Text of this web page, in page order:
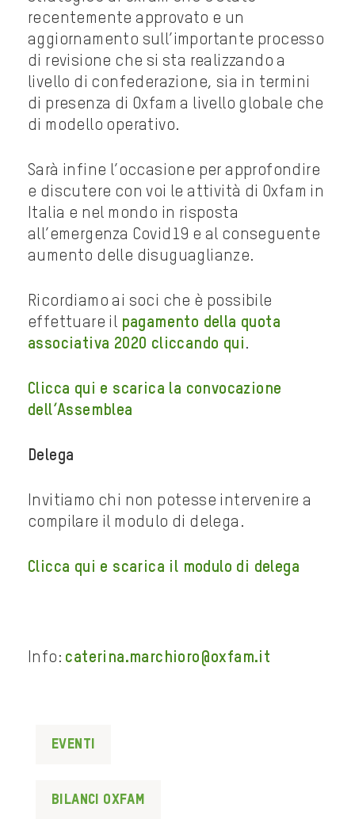
recentemente approvato e un
aggiornamento sull’importante processo
di revisione che si sta realizzando a
livello di confederazione, sia in termini
di presenza di Oxfam a livello globale che
di modello operativo.
Sarà infine l’occasione per approfondire
e discutere con voi le attività di Oxfam in
Italia e nel mondo in risposta
all’emergenza Covid19 e al conseguente
aumento delle disuguaglianze.
Ricordiamo ai soci che è possibile
effettuare il pagamento della quota
associativa 2020 cliccando qui .
Clicca qui e scarica la convocazione
dell’Assemblea
Delega
Invitiamo chi non potesse intervenire a
compilare il modulo di delega.
Clicca qui e scarica il modulo di delega
Info: caterina.marchioro@oxfam.it
Eventi
bilanci oxfam